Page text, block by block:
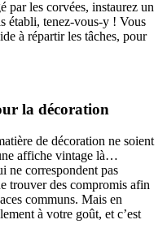
par les corvées, instaurez un
établi, tenez-vous-y ! Vous
à répartir les tâches, pour
la décoration
de décoration ne soient
affiche vintage là…
ne correspondent pas
trouver des compromis afin
communs. Mais en
à votre goût, et c’est